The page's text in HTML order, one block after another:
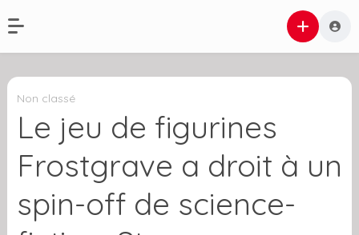
Non classé
Le jeu de figurines
Frostgrave a droit à un
spin-off de science-